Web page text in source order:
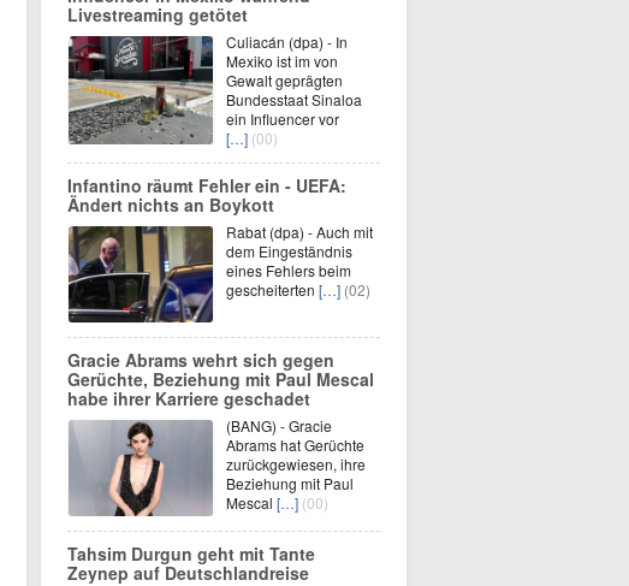
Livestreaming getötet
Culiacán (dpa) - In
Mexiko ist im von
Gewalt geprägten
Bundesstaat Sinaloa
ein Influencer vor
[…] (00)
Infantino räumt Fehler ein - UEFA:
Ändert nichts an Boykott
Rabat (dpa) - Auch mit
dem Eingeständnis
eines Fehlers beim
gescheiterten […] (02)
Gracie Abrams wehrt sich gegen
Gerüchte, Beziehung mit Paul Mescal
habe ihrer Karriere geschadet
(BANG) - Gracie
Abrams hat Gerüchte
zurückgewiesen, ihre
Beziehung mit Paul
Mescal […] (00)
Tahsim Durgun geht mit Tante
Zeynep auf Deutschlandreise